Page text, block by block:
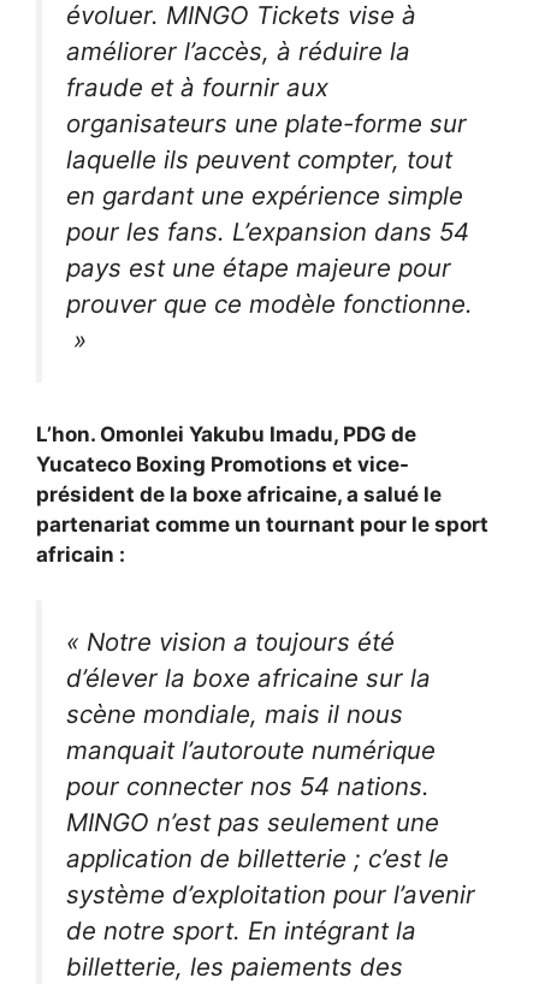
évoluer. MINGO Tickets vise à
améliorer l’accès, à réduire la
fraude et à fournir aux
organisateurs une plate-forme sur
laquelle ils peuvent compter, tout
en gardant une expérience simple
pour les fans. L’expansion dans 54
pays est une étape majeure pour
prouver que ce modèle fonctionne.
»
L’hon. Omonlei Yakubu Imadu, PDG de
Yucateco Boxing Promotions et vice-
président de la boxe africaine, a salué le
partenariat comme un tournant pour le sport
africain :
« Notre vision a toujours été
d’élever la boxe africaine sur la
scène mondiale, mais il nous
manquait l’autoroute numérique
pour connecter nos 54 nations.
MINGO n’est pas seulement une
application de billetterie ; c’est le
système d’exploitation pour l’avenir
de notre sport. En intégrant la
billetterie, les paiements des